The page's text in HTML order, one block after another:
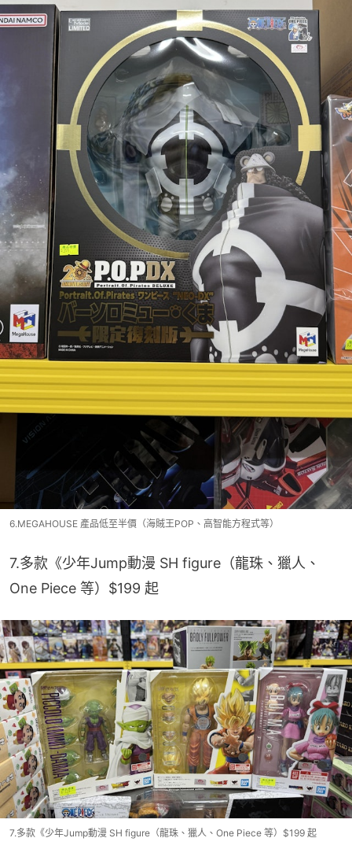
6.MEGAHOUSE 產品低至半價（海賊王POP、高智能方程式等）
7.多款《少年Jump動漫 SH figure（龍珠、獵人、
One Piece 等）$199 起
7.多款《少年Jump動漫 SH figure（龍珠、獵人、One Piece 等）$199 起